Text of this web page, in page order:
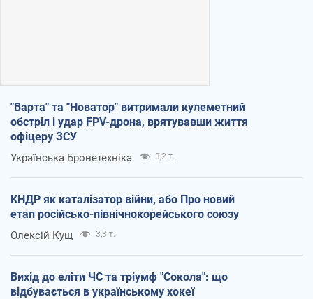
"Варта" та "Новатор" витримали кулеметний
обстріл і удар FPV-дрона, врятувавши життя
офіцеру ЗСУ
Українська Бронетехніка 3,2 т.
КНДР як каталізатор війни, або Про новий
етап російсько-північнокорейського союзу
Олексій Кущ 3,3 т.
Вихід до еліти ЧС та тріумф "Сокола": що
відбувається в українському хокеї